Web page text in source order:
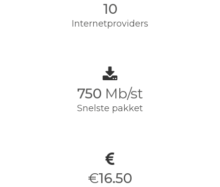
10
Internetproviders
750 Mb/st
Snelste pakket
€16.50